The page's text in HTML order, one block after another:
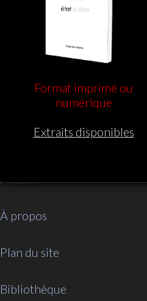
Format imprimé ou
numérique
Extraits disponibles
Accueil
À propos
Plan du site
Bibliothèque